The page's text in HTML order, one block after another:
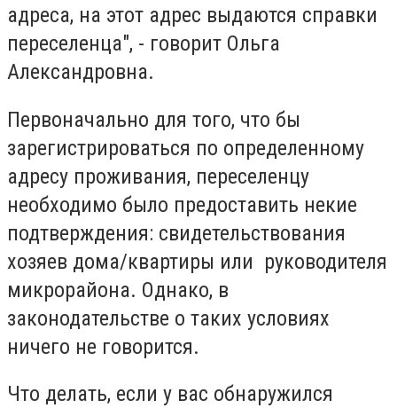
адреса, на этот адрес выдаются справки
переселенца", - говорит Ольга
Александровна.
Первоначально для того, что бы
зарегистрироваться по определенному
адресу проживания, переселенцу
необходимо было предоставить некие
подтверждения: свидетельствования
хозяев дома/квартиры или руководителя
микрорайона. Однако, в
законодательстве о таких условиях
ничего не говорится.
Что делать, если у вас обнаружился